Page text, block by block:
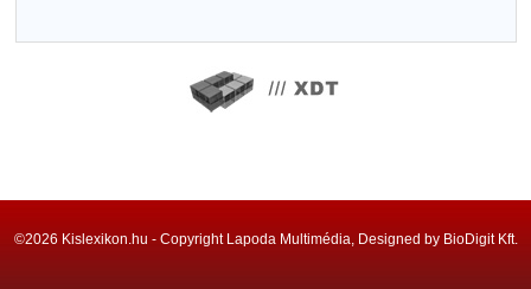
©2026 Kislexikon.hu - Copyright Lapoda Multimédia, Designed by BioDigit Kft.